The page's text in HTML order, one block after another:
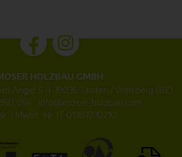
HOLZBAU GMBH
Anger 5 · I-39035 Taisten / Welsberg (BZ)
054 · info@moser-holzbau.com
/ MwSt.-Nr. IT 01387230210